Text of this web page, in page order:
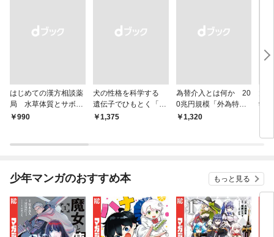
はじめての漢方相談薬
局 水草体質とサボテ
ン体質
￥990
犬の性格を科学する
遺伝子でひもとく「最
良の友」の進化
￥1,375
為替介入とは何か 20
0兆円規模「外為特
会」が生まれた謎
￥1,320
学
少年マンガのおすすめ本 もっと見る